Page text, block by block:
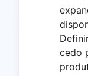
cedo